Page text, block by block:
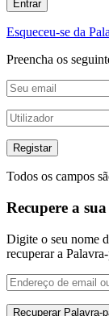
Esqueceu-se da
Preencha os
Todos os campos
Recupere a
Digite o seu nome
recuperar a Palavra-